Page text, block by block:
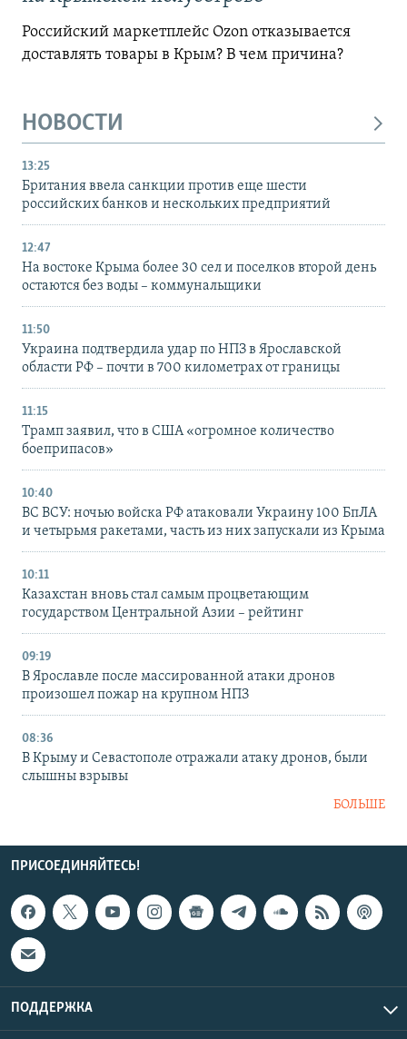
Российский маркетплейс Ozon отказывается
доставлять товары в Крым? В чем причина?
НОВОСТИ
13:25
Британия ввела санкции против еще шести
российских банков и нескольких предприятий
12:47
На востоке Крыма более 30 сел и поселков второй день
остаются без воды – коммунальщики
11:50
Украина подтвердила удар по НПЗ в Ярославской
области РФ – почти в 700 километрах от границы
11:15
Трамп заявил, что в США «огромное количество
боеприпасов»
10:40
ВС ВСУ: ночью войска РФ атаковали Украину 100 БпЛА
и четырьмя ракетами, часть из них запускали из Крыма
10:11
Казахстан вновь стал самым процветающим
государством Центральной Азии – рейтинг
09:19
В Ярославле после массированной атаки дронов
произошел пожар на крупном НПЗ
08:36
В Крыму и Севастополе отражали атаку дронов, были
слышны взрывы
БОЛЬШЕ
ПРИСОЕДИНЯЙТЕСЬ!
ПОДДЕРЖКА